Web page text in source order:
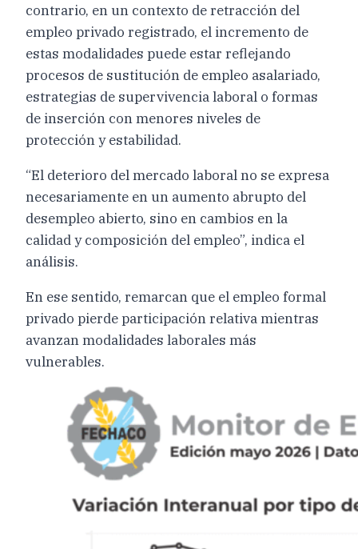
contrario, en un contexto de retracción del
empleo privado registrado, el incremento de
estas modalidades puede estar reflejando
procesos de sustitución de empleo asalariado,
estrategias de supervivencia laboral o formas
de inserción con menores niveles de
protección y estabilidad.
“El deterioro del mercado laboral no se expresa
necesariamente en un aumento abrupto del
desempleo abierto, sino en cambios en la
calidad y composición del empleo”, indica el
análisis.
En ese sentido, remarcan que el empleo formal
privado pierde participación relativa mientras
avanzan modalidades laborales más
vulnerables.